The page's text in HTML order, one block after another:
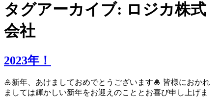
タグアーカイブ: ロジカ株式
会社
2023年！
🎍新年、あけましておめでとうございます🎍 皆様におかれ
ましては輝かしい新年をお迎えのこととお喜び申し上げま